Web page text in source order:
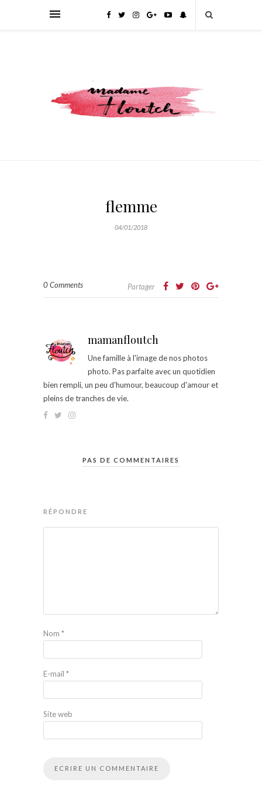
flemme
04/01/2018
0 Comments Partager
mamanfloutch
Une famille à l'image de nos photos
photo. Pas parfaite avec un quotidien
bien rempli, un peu d'humour, beaucoup d'amour et
pleins de tranches de vie.
PAS DE COMMENTAIRES
RÉPONDRE
Nom *
E-mail *
Site web